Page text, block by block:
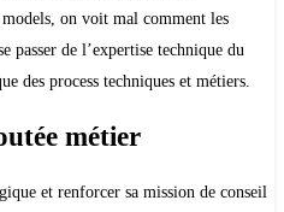
on voit mal comment les
passer de l’expertise technique du
des process techniques et métiers.
métier
et renforcer sa mission de conseil